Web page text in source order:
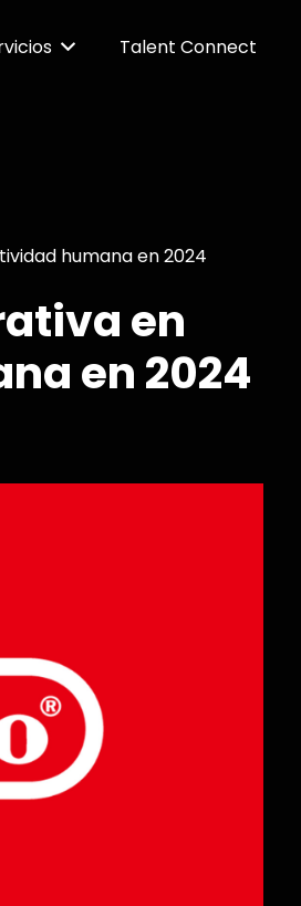
Talent Connect
humana en 2024
en
en 2024